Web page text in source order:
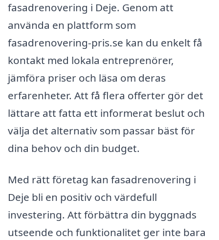
fasadrenovering i Deje. Genom att
använda en plattform som
fasadrenovering-pris.se kan du enkelt få
kontakt med lokala entreprenörer,
jämföra priser och läsa om deras
erfarenheter. Att få flera offerter gör det
lättare att fatta ett informerat beslut och
välja det alternativ som passar bäst för
dina behov och din budget.
Med rätt företag kan fasadrenovering i
Deje bli en positiv och värdefull
investering. Att förbättra din byggnads
utseende och funktionalitet ger inte bara